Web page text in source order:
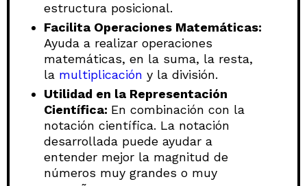
estructura posicional.
Facilita Operaciones Matemáticas:
Ayuda a realizar operaciones
matemáticas, en la suma, la resta,
la multiplicación y la división.
Utilidad en la Representación
Científica: En combinación con la
notación científica. La notación
desarrollada puede ayudar a
entender mejor la magnitud de
números muy grandes o muy